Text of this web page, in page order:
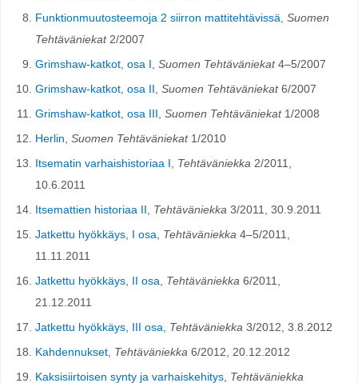
Funktionmuutosteemoja 2 siirron mattitehtävissä ,Suomen
Tehtäväniekat2/2007
Grimshaw-katkot, osa I ,Suomen Tehtäväniekat4–5/2007
Grimshaw-katkot, osa II ,Suomen Tehtäväniekat6/2007
Grimshaw-katkot, osa III ,Suomen Tehtäväniekat1/2008
Herlin ,Suomen Tehtäväniekat1/2010
Itsematin varhaishistoriaa I
Tehtäväniekka 2/2011,
10.6.2011
Itsemattien historiaa II
Tehtäväniekka 3/2011, 30.9.2011
Jatkettu hyökkäys, I osa
Tehtäväniekka 4–5/2011,
11.11.2011
Jatkettu hyökkäys, II osa
Tehtäväniekka 6/2011,
21.12.2011
Jatkettu hyökkäys, III osa
Tehtäväniekka 3/2012, 3.8.2012
Kahdennukset Tehtäväniekka 6/2012, 20.12.2012
Kaksisiirtoisen synty ja varhaiskehitys Tehtäväniekka